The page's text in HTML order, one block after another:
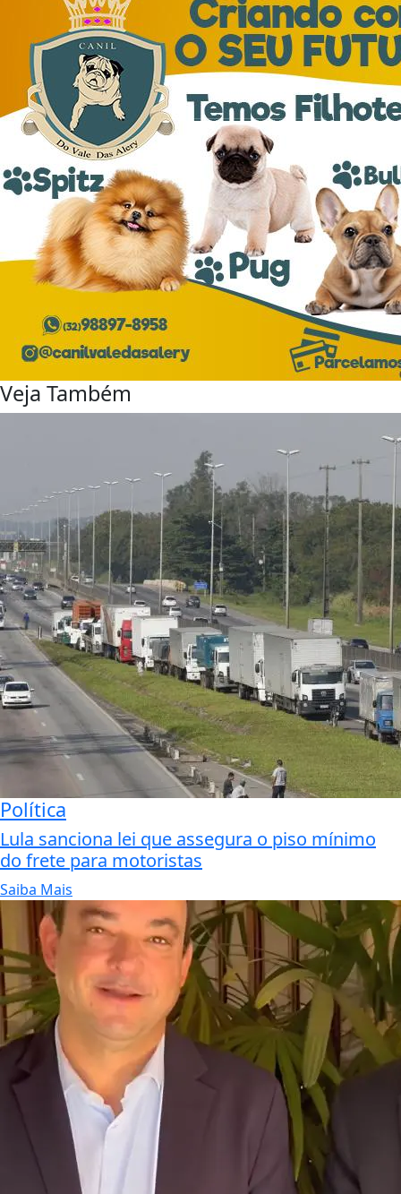
Veja Também
Política
Lula sanciona lei que assegura o piso mínimo
do frete para motoristas
Saiba Mais